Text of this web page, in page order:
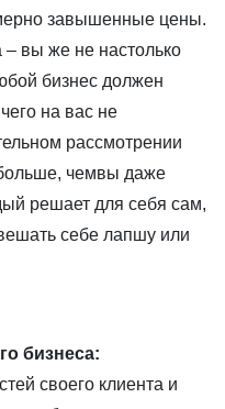
завышенные цены.
– вы же не настолько
бизнес должен
на вас не
рассмотрении
чемвы даже
решает для себя сам,
себе лапшу или
бизнеса:
своего клиента и